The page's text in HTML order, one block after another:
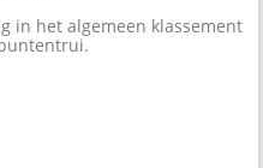
in het algemeen klassement